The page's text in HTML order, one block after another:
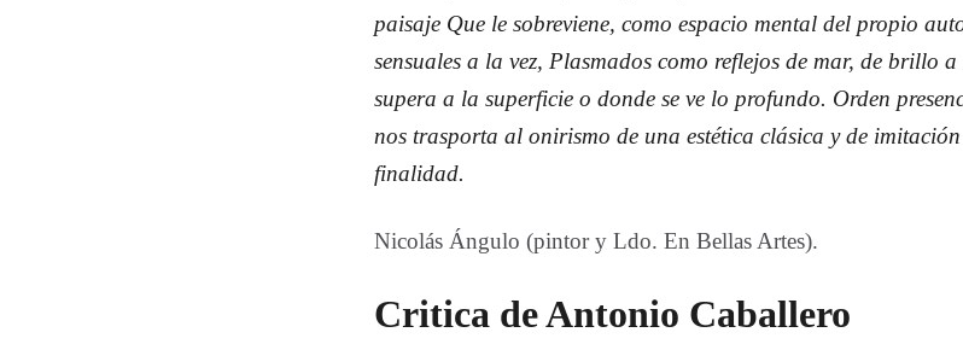
paisaje Que le sobreviene, como espacio mental del propio
sensuales a la vez, Plasmados como reflejos de mar, de brillo
supera a la superficie o donde se ve lo profundo. Orden
nos trasporta al onirismo de una estética clásica y de
finalidad.
Nicolás Ángulo (pintor y Ldo. En Bellas Artes).
Critica de Antonio Caballero